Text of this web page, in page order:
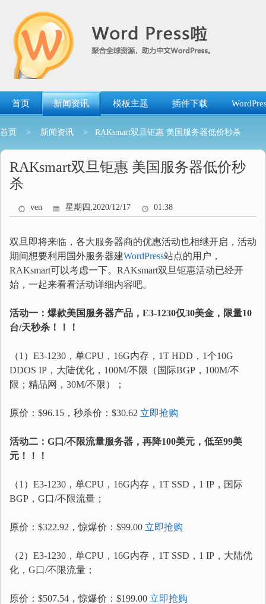
首页 新闻资讯 模板主题 插件下载
首页 > 新闻资讯 > RAKsmart双旦钜惠 美国服务器低价秒杀
RAKsmart双旦钜惠 美国服务器低价秒
杀
ven 星期四,2020/12/17 01:38
双旦即将来临，各大服务器商的优惠活动也相继开启，活动
期间想要利用国外服务器建WordPress站点的用户，
RAKsmart可以考虑一下。RAKsmart双旦钜惠活动已经开
始，一起来看看活动详细内容吧。
活动一：爆款美国服务器产品，E3-1230仅30美金，限量10
台/天秒杀！！！
（1）E3-1230，单CPU，16G内存，1T HDD，1个10G
DDOS IP，大陆优化，100M/不限（国际BGP，100M/不
限；精品网，30M/不限）；
原价：$96.15，秒杀价：$30.62 立即抢购
活动二：G口/不限流量服务器，再降100美元，低至99美
元！！！
（1）E3-1230，单CPU，16G内存，1T SSD，1 IP，国际
BGP，G口/不限流量；
原价：$322.92，惊爆价：$99.00 立即抢购
（2）E3-1230，单CPU，16G内存，1T SSD，1 IP，大陆优
化，G口/不限流量；
原价：$507.54，惊爆价：$199.00 立即抢购